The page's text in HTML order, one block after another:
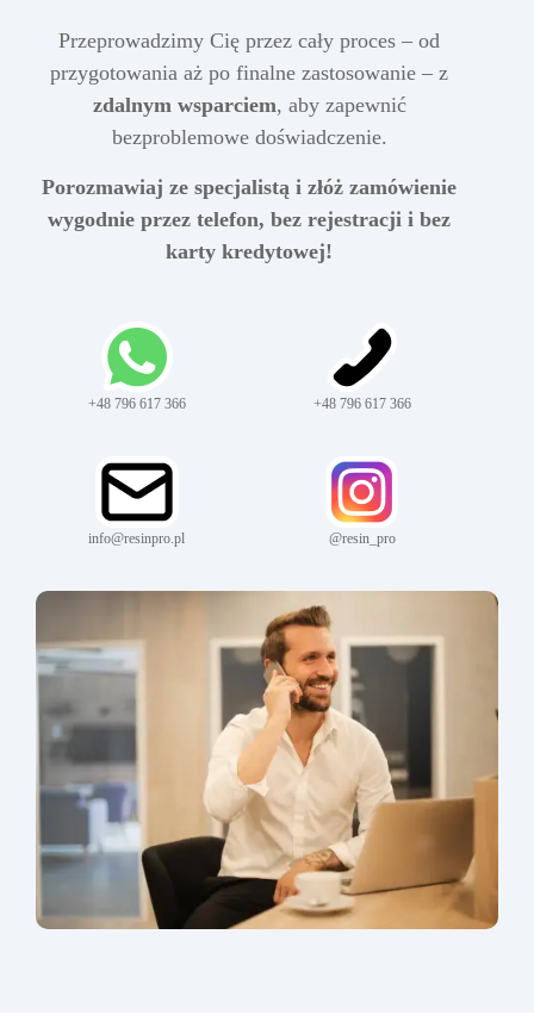
Przeprowadzimy Cię przez cały proces – od
przygotowania aż po finalne zastosowanie – z
zdalnym wsparciem, aby zapewnić
bezproblemowe doświadczenie.
Porozmawiaj ze specjalistą i złóż zamówienie
wygodnie przez telefon, bez rejestracji i bez
karty kredytowej!
+48 796 617 366 +48 796 617 366
info@resinpro.pl @resin_pro